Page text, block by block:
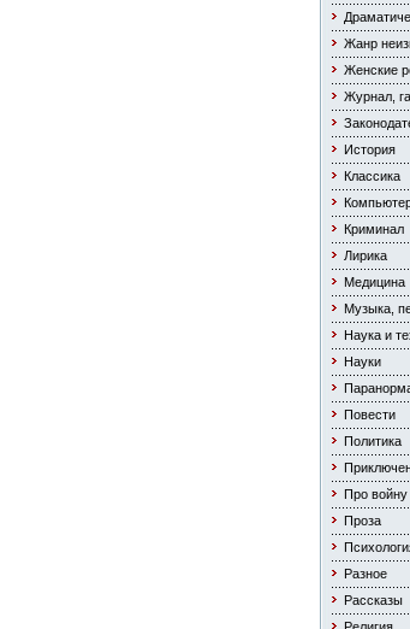
Жанр
Женские
Журнал,
История
Классика
Криминал
Лирика
Медицина
Музыка,
Наука и
Науки
Повести
Политика
Про войну
Проза
Разное
Рассказы